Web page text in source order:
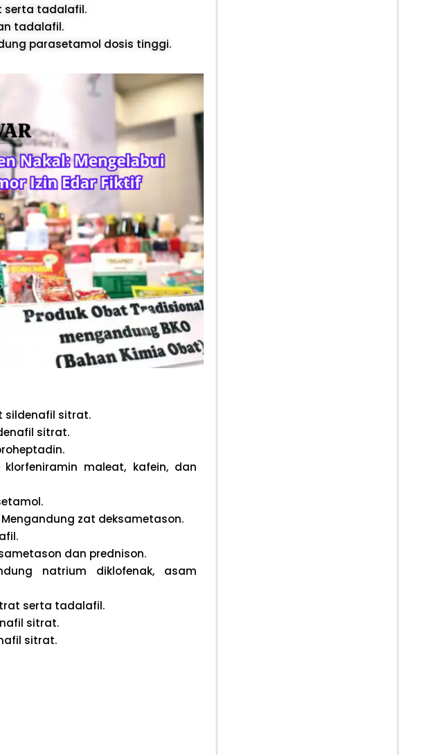
serta tadalafil.
tadalafil.
parasetamol dosis tinggi.
sildenafil sitrat.
sitrat.
maleat, kafein, dan
zat deksametason.
dan prednison.
natrium diklofenak, asam
serta tadalafil.
sitrat.
sitrat.